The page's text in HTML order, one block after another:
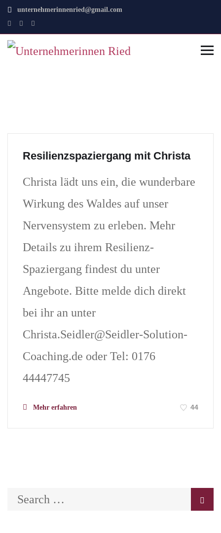
unternehmerinnenried@gmail.com
Resilienzspaziergang mit Christa
Christa lädt uns ein, die wunderbare
Wirkung des Waldes auf unser
Nervensystem zu erleben. Mehr
Details zu ihrem Resilienz-
Spaziergang findest du unter
Angebote. Bitte melde dich direkt
bei ihr an unter
Christa.Seidler@Seidler-Solution-
Coaching.de oder Tel: 0176
44447745
Mehr erfahren 44